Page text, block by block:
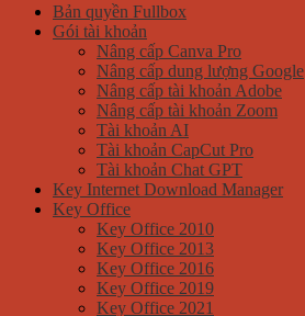
250.000 ₫.
Bản quyền Fullbox
Gói tài khoản
Nâng cấp Canva Pro
Nâng cấp dung lượng Google
Nâng cấp tài khoản Adobe
Nâng cấp tài khoản Zoom
Tài khoản AI
Tài khoản CapCut Pro
Tài khoản Chat GPT
Key Internet Download Manager
Key Office
Key Office 2010
Key Office 2013
Key Office 2016
Key Office 2019
Key Office 2021